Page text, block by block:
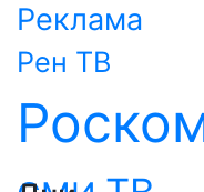
Реклама
Рен ТВ